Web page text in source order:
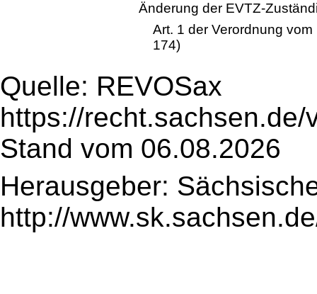
Änderung der EVTZ-
Art. 1 der Verordnung
174)
Quelle: REVOSax
https://
Stand vom 06.08.2026
Herausgeber:
http://